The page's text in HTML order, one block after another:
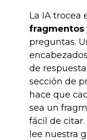
La IA trocea
fragmentos
preguntas.
de
sección de
hace que
sea un
fácil de
lee nuestra